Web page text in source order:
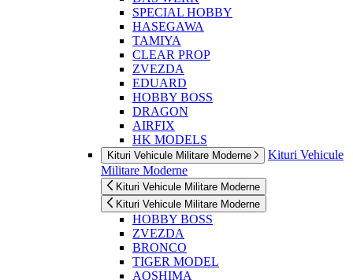
SPECIAL HOBBY
HASEGAWA
TAMIYA
CLEAR PROP
ZVEZDA
EDUARD
HOBBY BOSS
DRAGON
AIRFIX
HK MODELS
Kituri Vehicule Militare Moderne
Kituri Vehicule
Militare Moderne
Kituri Vehicule Militare Moderne
Kituri Vehicule Militare Moderne
HOBBY BOSS
ZVEZDA
BRONCO
TIGER MODEL
AOSHIMA